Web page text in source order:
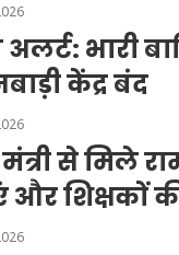
भारी
केंद्र बंद
मंत्री से मिले
और शिक्षकों